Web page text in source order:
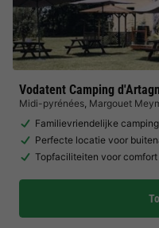
Vodatent Camping
Midi-pyrénées, Margouet
Familievriendelijke camping
Perfecte locatie voor
Topfaciliteiten voor comfort